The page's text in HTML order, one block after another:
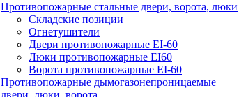
Противопожарные стальные двери, ворота, люки
Складские позиции
Огнетушители
Двери противопожарные EI-60
Люки противопожарные EI60
Ворота противопожарные EI-60
Противопожарные дымогазонепроницаемые
двери, люки, ворота